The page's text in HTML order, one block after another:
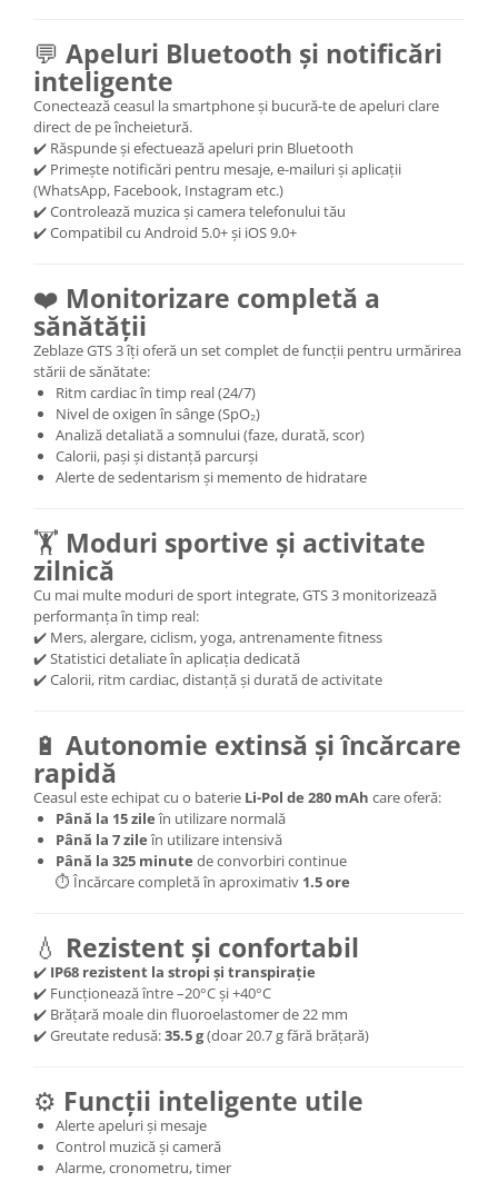
💬 Apeluri Bluetooth și notificări
inteligente
Conectează ceasul la smartphone și bucură-te de apeluri clare
direct de pe încheietură.
✔️ Răspunde și efectuează apeluri prin Bluetooth
✔️ Primește notificări pentru mesaje, e-mailuri și aplicații
(WhatsApp, Facebook, Instagram etc.)
✔️ Controlează muzica și camera telefonului tău
✔️ Compatibil cu Android 5.0+ și iOS 9.0+
❤️ Monitorizare completă a
sănătății
Zeblaze GTS 3 îți oferă un set complet de funcții pentru urmărirea
stării de sănătate:
Ritm cardiac în timp real (24/7)
Nivel de oxigen în sânge (SpO₂)
Analiză detaliată a somnului (faze, durată, scor)
Calorii, pași și distanță parcurși
Alerte de sedentarism și memento de hidratare
🏋️ Moduri sportive și activitate
zilnică
Cu mai multe moduri de sport integrate, GTS 3 monitorizează
performanța în timp real:
✔️ Mers, alergare, ciclism, yoga, antrenamente fitness
✔️ Statistici detaliate în aplicația dedicată
✔️ Calorii, ritm cardiac, distanță și durată de activitate
🔋 Autonomie extinsă și încărcare
rapidă
Ceasul este echipat cu o baterie Li-Pol de 280 mAh care oferă:
Până la 15 zileîn utilizare normală
Până la 7 zileîn utilizare intensivă
Până la 325 minute de convorbiri continue
⏱️ Încărcare completă în aproximativ 1.5 ore
💧 Rezistent și confortabil
✔️ IP68 rezistent la stropi și transpirație
✔️ Funcționează între –20°C și +40°C
✔️ Brățară moale din fluoroelastomer de 22 mm
✔️ Greutate redusă:35.5 g(doar 20.7 g fără brățară)
⚙️ Funcții inteligente utile
Alerte apeluri și mesaje
Control muzică și cameră
Alarme, cronometru, timer